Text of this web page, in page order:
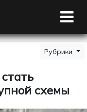
Рубрики
схемы